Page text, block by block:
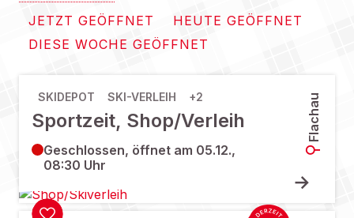
JETZT GEÖFFNET
HEUTE GEÖFFNET
DIESE WOCHE GEÖFFNET
SKIDEPOT SKI-VERLEIH +2
Sportzeit, Shop/Verleih Flachau
Geschlossen, öffnet am 05.12.,
08:30 Uhr